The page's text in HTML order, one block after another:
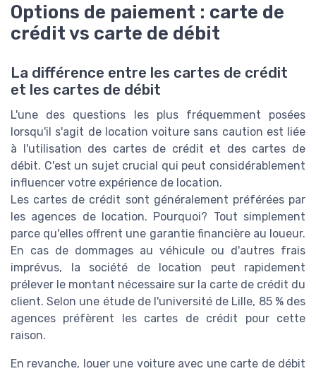
Options de paiement : carte de
crédit vs carte de débit
La différence entre les cartes de crédit
et les cartes de débit
L'une des questions les plus fréquemment posées
lorsqu'il s'agit de location voiture sans caution est liée
à l'utilisation des cartes de crédit et des cartes de
débit. C'est un sujet crucial qui peut considérablement
influencer votre expérience de location.
Les cartes de crédit sont généralement préférées par
les agences de location. Pourquoi? Tout simplement
parce qu'elles offrent une garantie financière au loueur.
En cas de dommages au véhicule ou d'autres frais
imprévus, la société de location peut rapidement
prélever le montant nécessaire sur la carte de crédit du
client. Selon une étude de l'université de Lille, 85 % des
agences préfèrent les cartes de crédit pour cette
raison.
En revanche, louer une voiture avec une carte de débit